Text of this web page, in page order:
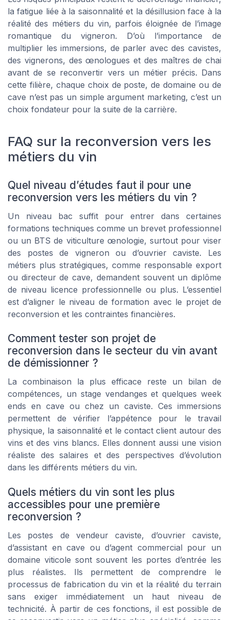
la fatigue liée à la saisonnalité et la désillusion face à la
réalité des métiers du vin, parfois éloignée de l’image
romantique du vigneron. D’où l’importance de
multiplier les immersions, de parler avec des cavistes,
des vignerons, des œnologues et des maîtres de chai
avant de se reconvertir vers un métier précis. Dans
cette filière, chaque choix de poste, de domaine ou de
cave n’est pas un simple argument marketing, c’est un
choix fondateur pour la suite de la carrière.
FAQ sur la reconversion vers les
métiers du vin
Quel niveau d’études faut il pour une
reconversion vers les métiers du vin ?
Un niveau bac suffit pour entrer dans certaines
formations techniques comme un brevet professionnel
ou un BTS de viticulture œnologie, surtout pour viser
des postes de vigneron ou d’ouvrier caviste. Les
métiers plus stratégiques, comme responsable export
ou directeur de cave, demandent souvent un diplôme
de niveau licence professionnelle ou plus. L’essentiel
est d’aligner le niveau de formation avec le projet de
reconversion et les contraintes financières.
Comment tester son projet de
reconversion dans le secteur du vin avant
de démissionner ?
La combinaison la plus efficace reste un bilan de
compétences, un stage vendanges et quelques week
ends en cave ou chez un caviste. Ces immersions
permettent de vérifier l’appétence pour le travail
physique, la saisonnalité et le contact client autour des
vins et des vins blancs. Elles donnent aussi une vision
réaliste des salaires et des perspectives d’évolution
dans les différents métiers du vin.
Quels métiers du vin sont les plus
accessibles pour une première
reconversion ?
Les postes de vendeur caviste, d’ouvrier caviste,
d’assistant en cave ou d’agent commercial pour un
domaine viticole sont souvent les portes d’entrée les
plus réalistes. Ils permettent de comprendre le
processus de fabrication du vin et la réalité du terrain
sans exiger immédiatement un haut niveau de
technicité. À partir de ces fonctions, il est possible de